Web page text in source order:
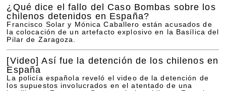
¿Qué dice el fallo del Caso Bombas sobre los
chilenos detenidos en España?
Francisco Solar y Mónica Caballero están acusados de
la colocación de un artefacto explosivo en la Basílica del
Pilar de Zaragoza.
[Video] Así fue la detención de los chilenos en
España
La policía española reveló el video de la detención de
los supuestos involucrados en el atentado de una